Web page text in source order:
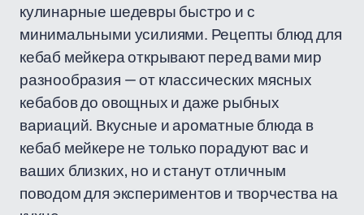
кулинарные шедевры быстро и с
минимальными усилиями. Рецепты блюд для
кебаб мейкера открывают перед вами мир
разнообразия — от классических мясных
кебабов до овощных и даже рыбных
вариаций. Вкусные и ароматные блюда в
кебаб мейкере не только порадуют вас и
ваших близких, но и станут отличным
поводом для экспериментов и творчества на